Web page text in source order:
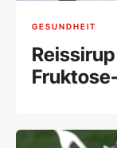
GESUNDHEIT